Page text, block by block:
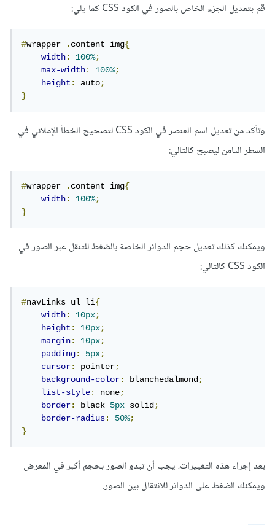
قم بتعديل الجزء الخاص بالصور في الكود CSS كما يلي:
#wrapper .content img{
width: 100%;
max-width: 100%;
height: auto;
}
وتأكد من تعديل اسم العنصر في الكود CSS لتصحيح الخطأ الإملائي في
السطر الثامن ليصبح كالتالي:
#wrapper .content img{
width: 100%;
}
ويمكنك كذلك تعديل حجم الدوائر الخاصة بالضغط للتنقل عبر الصور في
الكود CSS كالتالي:
#navLinks ul li{
width: 10px;
height: 10px;
margin: 10px;
padding: 5px;
cursor: pointer;
background-color: blanchedalmond;
list-style: none;
border: black 5px solid;
border-radius: 50%;
}
بعد إجراء هذه التغييرات، يجب أن تبدو الصور بحجم أكبر في المعرض
ويمكنك الضغط على الدوائر للانتقال بين الصور.